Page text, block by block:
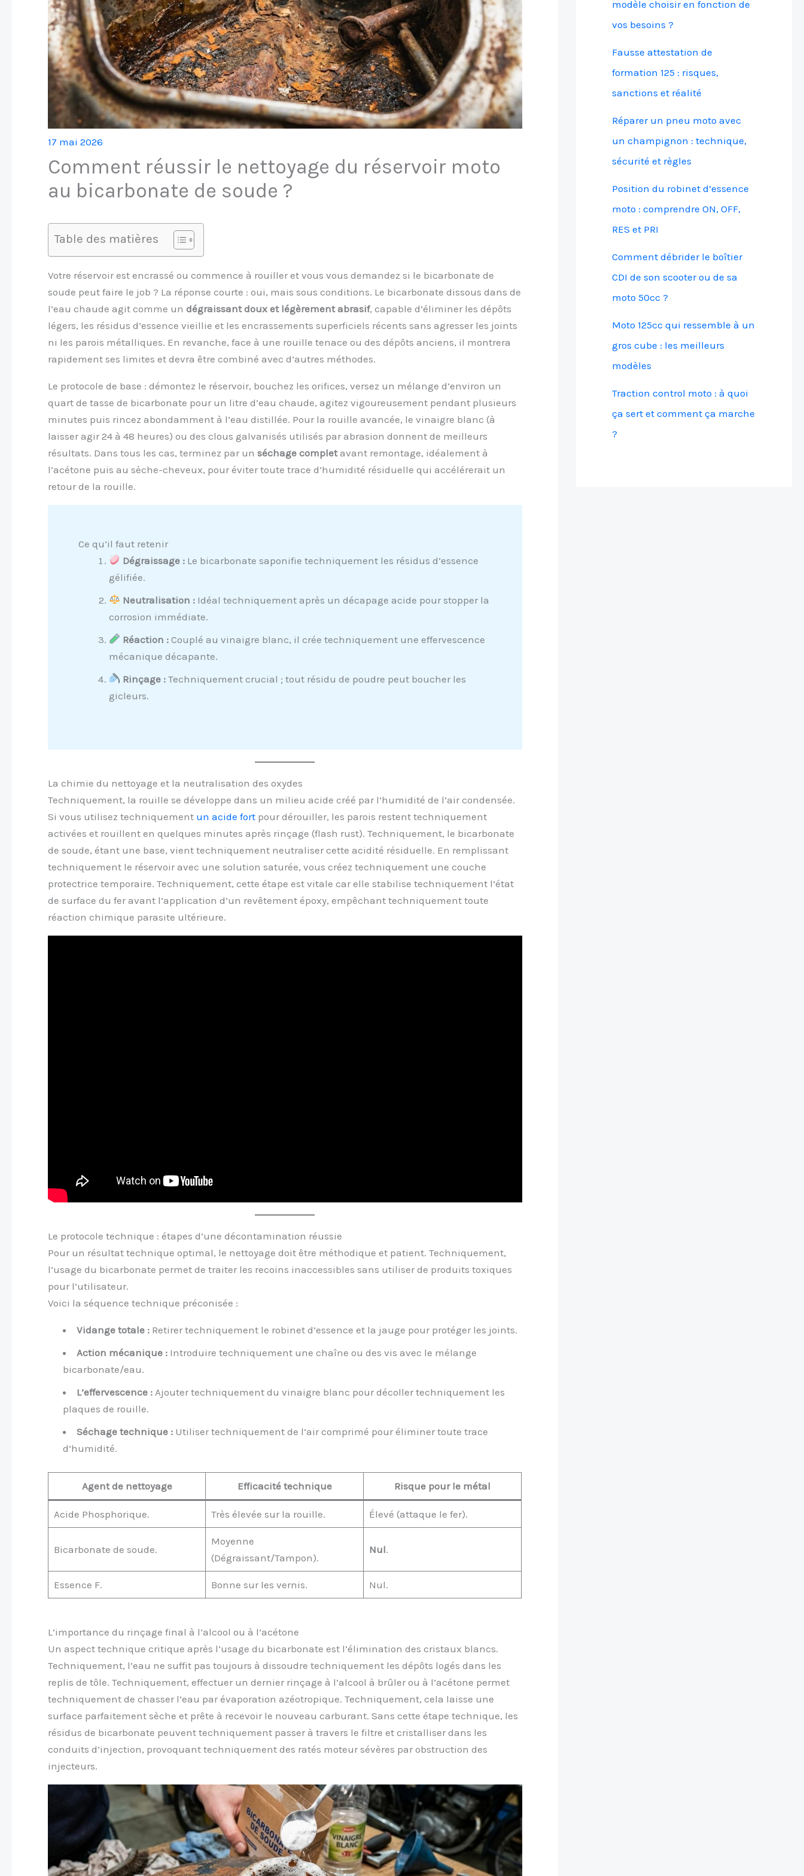
17 mai 2026
Comment réussir le nettoyage du réservoir moto
au bicarbonate de soude ?
Table des matières
Votre réservoir est encrassé ou commence à rouiller et vous vous demandez si le bicarbonate de
soude peut faire le job ? La réponse courte : oui, mais sous conditions. Le bicarbonate dissous dans de
l’eau chaude agit comme un dégraissant doux et légèrement abrasif, capable d’éliminer les dépôts
légers, les résidus d’essence vieillie et les encrassements superficiels récents sans agresser les joints
ni les parois métalliques. En revanche, face à une rouille tenace ou des dépôts anciens, il montrera
rapidement ses limites et devra être combiné avec d’autres méthodes.
Le protocole de base : démontez le réservoir, bouchez les orifices, versez un mélange d’environ un
quart de tasse de bicarbonate pour un litre d’eau chaude, agitez vigoureusement pendant plusieurs
minutes puis rincez abondamment à l’eau distillée. Pour la rouille avancée, le vinaigre blanc (à
laisser agir 24 à 48 heures) ou des clous galvanisés utilisés par abrasion donnent de meilleurs
résultats. Dans tous les cas, terminez par un séchage completavant remontage, idéalement à
l’acétone puis au sèche-cheveux, pour éviter toute trace d’humidité résiduelle qui accélérerait un
retour de la rouille.
Ce qu’il faut retenir
Dégraissage : Le bicarbonate saponifie techniquement les résidus d’essence
gélifiée.
Neutralisation : Idéal techniquement après un décapage acide pour stopper la
corrosion immédiate.
Réaction : Couplé au vinaigre blanc, il crée techniquement une effervescence
mécanique décapante.
Rinçage : Techniquement crucial ; tout résidu de poudre peut boucher les
gicleurs.
La chimie du nettoyage et la neutralisation des oxydes
Techniquement, la rouille se développe dans un milieu acide créé par l’humidité de l’air condensée.
Si vous utilisez techniquement un acide fort pour dérouiller, les parois restent techniquement
activées et rouillent en quelques minutes après rinçage (flash rust). Techniquement, le bicarbonate
de soude, étant une base, vient techniquement neutraliser cette acidité résiduelle. En remplissant
techniquement le réservoir avec une solution saturée, vous créez techniquement une couche
protectrice temporaire. Techniquement, cette étape est vitale car elle stabilise techniquement l’état
de surface du fer avant l’application d’un revêtement époxy, empêchant techniquement toute
réaction chimique parasite ultérieure.
Le protocole technique : étapes d’une décontamination réussie
Pour un résultat technique optimal, le nettoyage doit être méthodique et patient. Techniquement,
l’usage du bicarbonate permet de traiter les recoins inaccessibles sans utiliser de produits toxiques
pour l’utilisateur.
Voici la séquence technique préconisée :
Vidange totale : Retirer techniquement le robinet d’essence et la jauge pour protéger les joints.
Action mécanique : Introduire techniquement une chaîne ou des vis avec le mélange
bicarbonate/eau.
L’effervescence : Ajouter techniquement du vinaigre blanc pour décoller techniquement les
plaques de rouille.
Séchage technique : Utiliser techniquement de l’air comprimé pour éliminer toute trace
d’humidité.
Agent de nettoyage Efficacité technique Risque pour le métal
Acide Phosphorique. Très élevée sur la rouille. Élevé (attaque le fer).
Bicarbonate de soude.
Moyenne
(Dégraissant/Tampon).
Nul.
Essence F. Bonne sur les vernis. Nul.
L’importance du rinçage final à l’alcool ou à l’acétone
Un aspect technique critique après l’usage du bicarbonate est l’élimination des cristaux blancs.
Techniquement, l’eau ne suffit pas toujours à dissoudre techniquement les dépôts logés dans les
replis de tôle. Techniquement, effectuer un dernier rinçage à l’alcool à brûler ou à l’acétone permet
techniquement de chasser l’eau par évaporation azéotropique. Techniquement, cela laisse une
surface parfaitement sèche et prête à recevoir le nouveau carburant. Sans cette étape technique, les
résidus de bicarbonate peuvent techniquement passer à travers le filtre et cristalliser dans les
conduits d’injection, provoquant techniquement des ratés moteur sévères par obstruction des
injecteurs.
modèle choisir en fonction de
vos besoins ?
Fausse attestation de
formation 125 : risques,
sanctions et réalité
Réparer un pneu moto avec
un champignon : technique,
sécurité et règles
Position du robinet d’essence
moto : comprendre ON, OFF,
RES et PRI
Comment débrider le boîtier
CDI de son scooter ou de sa
moto 50cc ?
Moto 125cc qui ressemble à un
gros cube : les meilleurs
modèles
Traction control moto : à quoi
ça sert et comment ça marche
?